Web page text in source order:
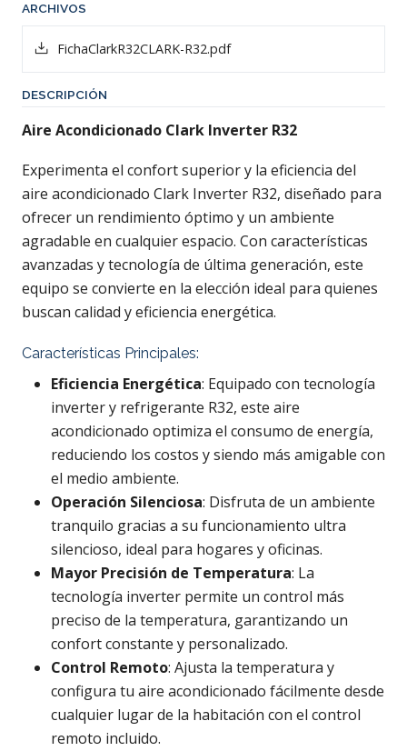
ARCHIVOS
FichaClarkR32CLARK-R32.pdf
DESCRIPCIÓN
Aire Acondicionado Clark Inverter R32
Experimenta el confort superior y la eficiencia del
aire acondicionado Clark Inverter R32, diseñado para
ofrecer un rendimiento óptimo y un ambiente
agradable en cualquier espacio. Con características
avanzadas y tecnología de última generación, este
equipo se convierte en la elección ideal para quienes
buscan calidad y eficiencia energética.
Características Principales:
Eficiencia Energética: Equipado con tecnología
inverter y refrigerante R32, este aire
acondicionado optimiza el consumo de energía,
reduciendo los costos y siendo más amigable con
el medio ambiente.
Operación Silenciosa: Disfruta de un ambiente
tranquilo gracias a su funcionamiento ultra
silencioso, ideal para hogares y oficinas.
Mayor Precisión de Temperatura: La
tecnología inverter permite un control más
preciso de la temperatura, garantizando un
confort constante y personalizado.
Control Remoto: Ajusta la temperatura y
configura tu aire acondicionado fácilmente desde
cualquier lugar de la habitación con el control
remoto incluido.